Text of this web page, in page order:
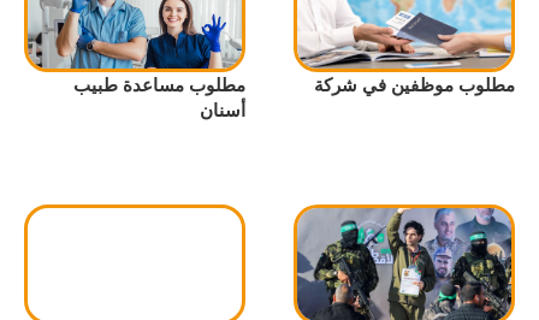
مطلوب موظفين في شركة
مطلوب مساعدة طبيب
أسنان